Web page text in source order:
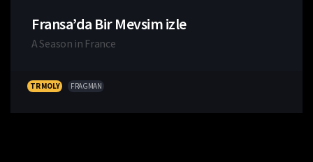
Fransa’da Bir Mevsim izle
A Season in France
TR MOLY FRAGMAN